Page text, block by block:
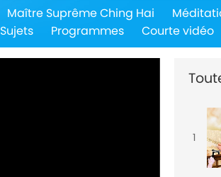
Maître Suprême Ching Hai
Sujets
Programmes Courte vidéo
1